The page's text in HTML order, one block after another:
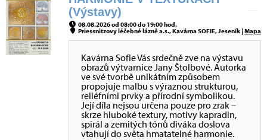
(Výstavy)
08.08.2026 od 08:00 do 19:00 hod.
Priessnitzovy léčebné lázně a.s., Kavárna SOFIE, Jeseník |Mapa
Kavárna Sofie Vás srdečně zve na výstavu
obrazů výtvarnice Jany Štolbové. Autorka
ve své tvorbě unikátním způsobem
propojuje malbu s výraznou strukturou,
reliéfními prvky a přírodní symbolikou.
Její díla nejsou určena pouze pro zrak –
skrze hluboké textury, motivy kapradin,
spirál a zemitých tónů diváka doslova
vtahují do světa hmatatelné harmonie.